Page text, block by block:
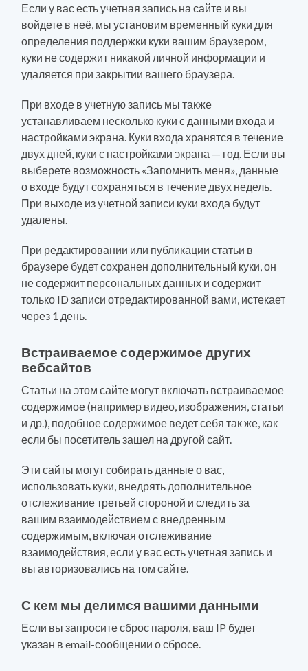
Если у вас есть учетная запись на сайте и вы
войдете в неё, мы установим временный куки для
определения поддержки куки вашим браузером,
куки не содержит никакой личной информации и
удаляется при закрытии вашего браузера.
При входе в учетную запись мы также
устанавливаем несколько куки с данными входа и
настройками экрана. Куки входа хранятся в течение
двух дней, куки с настройками экрана — год. Если вы
выберете возможность «Запомнить меня», данные
о входе будут сохраняться в течение двух недель.
При выходе из учетной записи куки входа будут
удалены.
При редактировании или публикации статьи в
браузере будет сохранен дополнительный куки, он
не содержит персональных данных и содержит
только ID записи отредактированной вами, истекает
через 1 день.
Встраиваемое содержимое других
вебсайтов
Статьи на этом сайте могут включать встраиваемое
содержимое (например видео, изображения, статьи
и др.), подобное содержимое ведет себя так же, как
если бы посетитель зашел на другой сайт.
Эти сайты могут собирать данные о вас,
использовать куки, внедрять дополнительное
отслеживание третьей стороной и следить за
вашим взаимодействием с внедренным
содержимым, включая отслеживание
взаимодействия, если у вас есть учетная запись и
вы авторизовались на том сайте.
С кем мы делимся вашими данными
Если вы запросите сброс пароля, ваш IP будет
указан в email-сообщении о сбросе.